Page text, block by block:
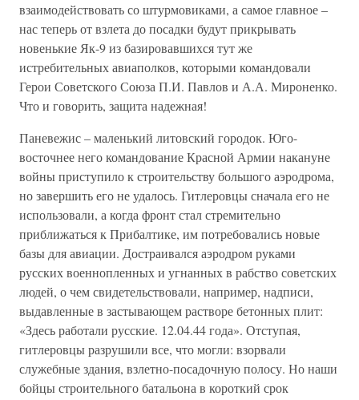
взаимодействовать со штурмовиками, а самое главное –
нас теперь от взлета до посадки будут прикрывать
новенькие Як-9 из базировавшихся тут же
истребительных авиаполков, которыми командовали
Герои Советского Союза П.И. Павлов и А.А. Мироненко.
Что и говорить, защита надежная!
Паневежис – маленький литовский городок. Юго-
восточнее него командование Красной Армии накануне
войны приступило к строительству большого аэродрома,
но завершить его не удалось. Гитлеровцы сначала его не
использовали, а когда фронт стал стремительно
приближаться к Прибалтике, им потребовались новые
базы для авиации. Достраивался аэродром руками
русских военнопленных и угнанных в рабство советских
людей, о чем свидетельствовали, например, надписи,
выдавленные в застывающем растворе бетонных плит:
«Здесь работали русские. 12.04.44 года». Отступая,
гитлеровцы разрушили все, что могли: взорвали
служебные здания, взлетно-посадочную полосу. Но наши
бойцы строительного батальона в короткий срок